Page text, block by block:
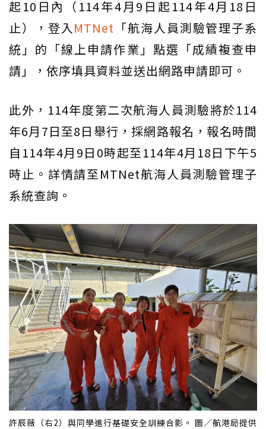
起10日內（114年4月9日起114年4月18日
止），登入MTNet 「航海人員測驗管理子系
統」的「線上申請作業」點選「成績複查申
請」，依序填具資料並送出網路申請即可。
此外，114年度第二次航海人員測驗將於114
年6月7日至8日舉行，採網路報名，報名時間
自114年4月9日0時起至114年4月18日下午5
時止。詳情請至MTNet航海人員測驗管理子
系統查詢。
許辰薇（右2）與同學進行基礎安全訓練合影。 圖／航港局提供